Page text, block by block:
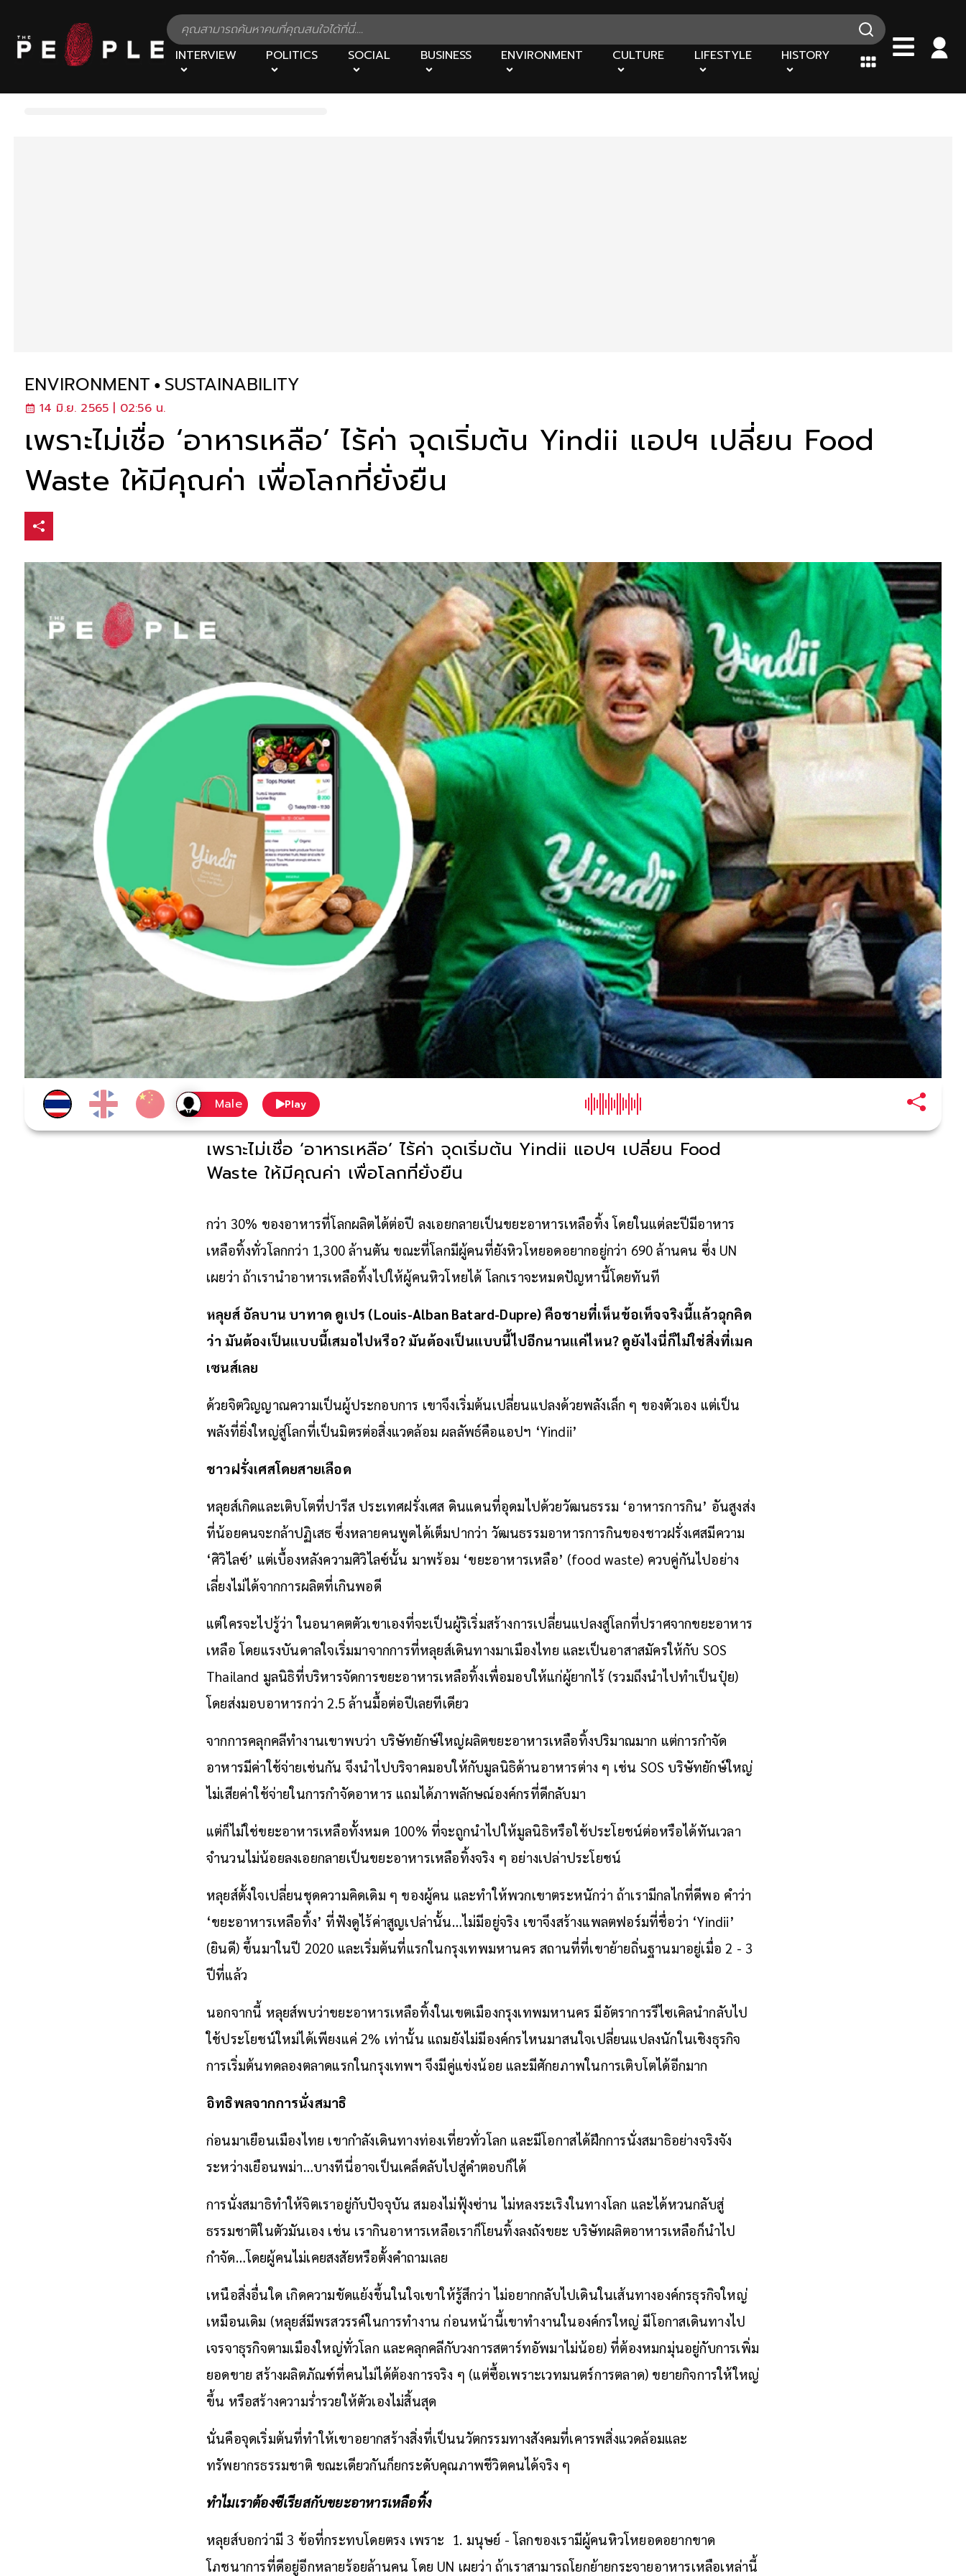
INTERVIEW POLITICS SOCIAL BUSINESS ENVIRONMENT CULTURE LIFESTYLE HISTORY
ENVIRONMENT SUSTAINABILITY
14 มิ.ย. 2565 | 02:56 น.
เพราะไม่เชื่อ ‘อาหารเหลือ’ ไร้ค่า จุดเริ่มต้น Yindii แอปฯ เปลี่ยน Food
Waste ให้มีคุณค่า เพื่อโลกที่ยั่งยืน
Play
เพราะไม่เชื่อ ‘อาหารเหลือ’ ไร้ค่า จุดเริ่มต้น Yindii แอปฯ เปลี่ยน Food
Waste ให้มีคุณค่า เพื่อโลกที่ยั่งยืน
กว่า 30% ของอาหารที่โลกผลิตได้ต่อปี ลงเอยกลายเป็นขยะอาหารเหลือทิ้ง โดยในแต่ละปีมีอาหาร
เหลือทิ้งทั่วโลกกว่า 1,300 ล้านตัน ขณะที่โลกมีผู้คนที่ยังหิวโหยอดอยากอยู่กว่า 690 ล้านคน ซึ่ง UN
เผยว่า ถ้าเรานำอาหารเหลือทิ้งไปให้ผู้คนหิวโหยได้ โลกเราจะหมดปัญหานี้โดยทันที
หลุยส์ อัลบาน บาทาด ดูเปร (Louis-Alban Batard-Dupre) คือชายที่เห็นข้อเท็จจริงนี้แล้วฉุกคิด
ว่า มันต้องเป็นแบบนี้เสมอไปหรือ? มันต้องเป็นแบบนี้ไปอีกนานแค่ไหน? ดูยังไงนี่ก็ไม่ใช่สิ่งที่เมค
เซนส์เลย
ด้วยจิตวิญญาณความเป็นผู้ประกอบการ เขาจึงเริ่มต้นเปลี่ยนแปลงด้วยพลังเล็ก ๆ ของตัวเอง แต่เป็น
พลังที่ยิ่งใหญ่สู่โลกที่เป็นมิตรต่อสิ่งแวดล้อม ผลลัพธ์คือแอปฯ ‘Yindii’
ชาวฝรั่งเศสโดยสายเลือด
หลุยส์เกิดและเติบโตที่ปารีส ประเทศฝรั่งเศส ดินแดนที่อุดมไปด้วยวัฒนธรรม ‘อาหารการกิน’ อันสูงส่ง
ที่น้อยคนจะกล้าปฏิเสธ ซึ่งหลายคนพูดได้เต็มปากว่า วัฒนธรรมอาหารการกินของชาวฝรั่งเศสมีความ
‘ศิวิไลซ์’ แต่เบื้องหลังความศิวิไลซ์นั้น มาพร้อม ‘ขยะอาหารเหลือ’ (food waste) ควบคู่กันไปอย่าง
เลี่ยงไม่ได้จากการผลิตที่เกินพอดี
แต่ใครจะไปรู้ว่า ในอนาคตตัวเขาเองที่จะเป็นผู้ริเริ่มสร้างการเปลี่ยนแปลงสู่โลกที่ปราศจากขยะอาหาร
เหลือ โดยแรงบันดาลใจเริ่มมาจากการที่หลุยส์เดินทางมาเมืองไทย และเป็นอาสาสมัครให้กับ SOS
Thailand มูลนิธิที่บริหารจัดการขยะอาหารเหลือทิ้งเพื่อมอบให้แก่ผู้ยากไร้ (รวมถึงนำไปทำเป็นปุ๋ย)
โดยส่งมอบอาหารกว่า 2.5 ล้านมื้อต่อปีเลยทีเดียว
จากการคลุกคลีทำงานเขาพบว่า บริษัทยักษ์ใหญ่ผลิตขยะอาหารเหลือทิ้งปริมาณมาก แต่การกำจัด
อาหารมีค่าใช้จ่ายเช่นกัน จึงนำไปบริจาคมอบให้กับมูลนิธิด้านอาหารต่าง ๆ เช่น SOS บริษัทยักษ์ใหญ่
ไม่เสียค่าใช้จ่ายในการกำจัดอาหาร แถมได้ภาพลักษณ์องค์กรที่ดีกลับมา
แต่ก็ไม่ใช่ขยะอาหารเหลือทั้งหมด 100% ที่จะถูกนำไปให้มูลนิธิหรือใช้ประโยชน์ต่อหรือได้ทันเวลา
จำนวนไม่น้อยลงเอยกลายเป็นขยะอาหารเหลือทิ้งจริง ๆ อย่างเปล่าประโยชน์
หลุยส์ตั้งใจเปลี่ยนชุดความคิดเดิม ๆ ของผู้คน และทำให้พวกเขาตระหนักว่า ถ้าเรามีกลไกที่ดีพอ คำว่า
‘ขยะอาหารเหลือทิ้ง’ ที่ฟังดูไร้ค่าสูญเปล่านั้น…ไม่มีอยู่จริง เขาจึงสร้างแพลตฟอร์มที่ชื่อว่า ‘Yindii’
(ยินดี) ขึ้นมาในปี 2020 และเริ่มต้นที่แรกในกรุงเทพมหานคร สถานที่ที่เขาย้ายถิ่นฐานมาอยู่เมื่อ 2 - 3
ปีที่แล้ว
นอกจากนี้ หลุยส์พบว่าขยะอาหารเหลือทิ้งในเขตเมืองกรุงเทพมหานคร มีอัตราการรีไซเคิลนำกลับไป
ใช้ประโยชน์ใหม่ได้เพียงแค่ 2% เท่านั้น แถมยังไม่มีองค์กรไหนมาสนใจเปลี่ยนแปลงนักในเชิงธุรกิจ
การเริ่มต้นทดลองตลาดแรกในกรุงเทพฯ จึงมีคู่แข่งน้อย และมีศักยภาพในการเติบโตได้อีกมาก
อิทธิพลจากการนั่งสมาธิ
ก่อนมาเยือนเมืองไทย เขากำลังเดินทางท่องเที่ยวทั่วโลก และมีโอกาสได้ฝึกการนั่งสมาธิอย่างจริงจัง
ระหว่างเยือนพม่า…บางทีนี่อาจเป็นเคล็ดลับไปสู่คำตอบก็ได้
การนั่งสมาธิทำให้จิตเราอยู่กับปัจจุบัน สมองไม่ฟุ้งซ่าน ไม่หลงระเริงในทางโลก และได้หวนกลับสู่
ธรรมชาติในตัวมันเอง เช่น เรากินอาหารเหลือเราก็โยนทิ้งลงถังขยะ บริษัทผลิตอาหารเหลือก็นำไป
กำจัด…โดยผู้คนไม่เคยสงสัยหรือตั้งคำถามเลย
เหนือสิ่งอื่นใด เกิดความขัดแย้งขึ้นในใจเขาให้รู้สึกว่า ไม่อยากกลับไปเดินในเส้นทางองค์กรธุรกิจใหญ่
เหมือนเดิม (หลุยส์มีพรสวรรค์ในการทำงาน ก่อนหน้านี้เขาทำงานในองค์กรใหญ่ มีโอกาสเดินทางไป
เจรจาธุรกิจตามเมืองใหญ่ทั่วโลก และคลุกคลีกับวงการสตาร์ทอัพมาไม่น้อย) ที่ต้องหมกมุ่นอยู่กับการเพิ่ม
ยอดขาย สร้างผลิตภัณฑ์ที่คนไม่ได้ต้องการจริง ๆ (แต่ซื้อเพราะเวทมนตร์การตลาด) ขยายกิจการให้ใหญ่
ขึ้น หรือสร้างความร่ำรวยให้ตัวเองไม่สิ้นสุด
นั่นคือจุดเริ่มต้นที่ทำให้เขาอยากสร้างสิ่งที่เป็นนวัตกรรมทางสังคมที่เคารพสิ่งแวดล้อมและ
ทรัพยากรธรรมชาติ ขณะเดียวกันก็ยกระดับคุณภาพชีวิตคนได้จริง ๆ
ทำไมเราต้องซีเรียสกับขยะอาหารเหลือทิ้ง
หลุยส์บอกว่ามี 3 ข้อที่กระทบโดยตรง เพราะ 1. มนุษย์ - โลกของเรามีผู้คนหิวโหยอดอยากขาด
โภชนาการที่ดีอยู่อีกหลายร้อยล้านคน โดย UN เผยว่า ถ้าเราสามารถโยกย้ายกระจายอาหารเหลือเหล่านี้